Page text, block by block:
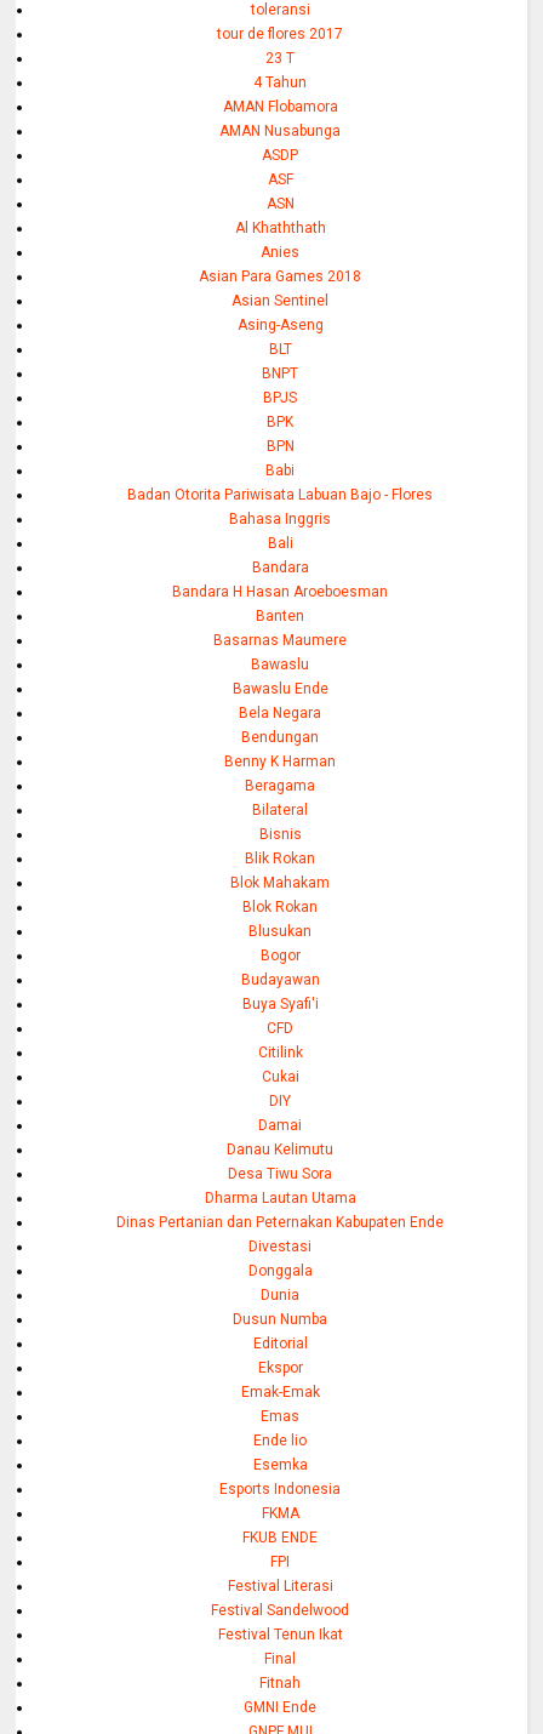
toleransi
tour de flores 2017
23 T
4 Tahun
AMAN Flobamora
AMAN Nusabunga
ASDP
ASF
ASN
Al Khaththath
Anies
Asian Para Games 2018
Asian Sentinel
Asing-Aseng
BLT
BNPT
BPJS
BPK
BPN
Babi
Badan Otorita Pariwisata Labuan Bajo - Flores
Bahasa Inggris
Bali
Bandara
Bandara H Hasan Aroeboesman
Banten
Basarnas Maumere
Bawaslu
Bawaslu Ende
Bela Negara
Bendungan
Benny K Harman
Beragama
Bilateral
Bisnis
Blik Rokan
Blok Mahakam
Blok Rokan
Blusukan
Bogor
Budayawan
Buya Syafi'i
CFD
Citilink
Cukai
DIY
Damai
Danau Kelimutu
Desa Tiwu Sora
Dharma Lautan Utama
Dinas Pertanian dan Peternakan Kabupaten Ende
Divestasi
Donggala
Dunia
Dusun Numba
Editorial
Ekspor
Emak-Emak
Emas
Ende lio
Esemka
Esports Indonesia
FKMA
FKUB ENDE
FPI
Festival Literasi
Festival Sandelwood
Festival Tenun Ikat
Final
Fitnah
GMNI Ende